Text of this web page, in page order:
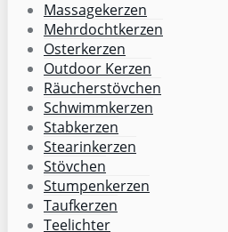
Massagekerzen
Mehrdochtkerzen
Osterkerzen
Outdoor Kerzen
Räucherstövchen
Schwimmkerzen
Stabkerzen
Stearinkerzen
Stövchen
Stumpenkerzen
Taufkerzen
Teelichter